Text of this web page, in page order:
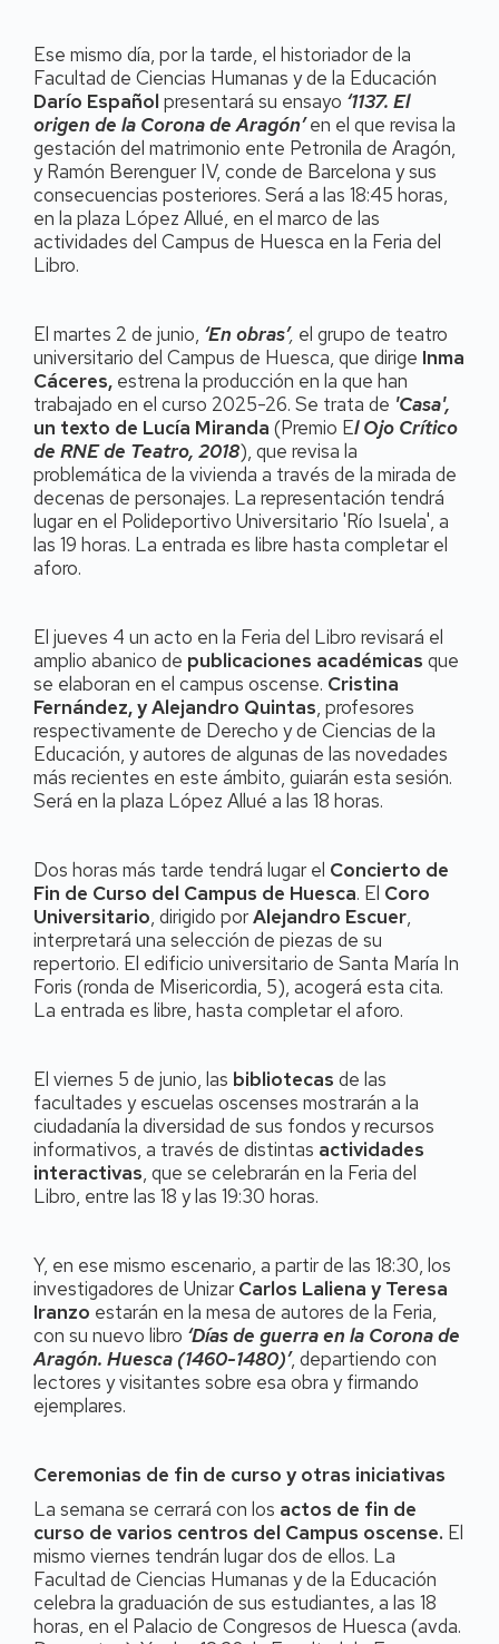
Ese mismo día, por la tarde, el historiador de la
Facultad de Ciencias Humanas y de la Educación
Darío Español presentará su ensayo ‘1137. El
origen de la Corona de Aragón’en el que revisa la
gestación del matrimonio ente Petronila de Aragón,
y Ramón Berenguer IV, conde de Barcelona y sus
consecuencias posteriores. Será a las 18:45 horas,
en la plaza López Allué, en el marco de las
actividades del Campus de Huesca en la Feria del
Libro.
El martes 2 de junio, ‘En obras’, el grupo de teatro
universitario del Campus de Huesca, que dirige Inma
Cáceres, estrena la producción en la que han
trabajado en el curso 2025-26. Se trata de 'Casa',
un texto de Lucía Miranda (Premio El Ojo Crítico
de RNE de Teatro, 2018), que revisa la
problemática de la vivienda a través de la mirada de
decenas de personajes. La representación tendrá
lugar en el Polideportivo Universitario 'Río Isuela', a
las 19 horas. La entrada es libre hasta completar el
aforo.
El jueves 4 un acto en la Feria del Libro revisará el
amplio abanico de publicaciones académicas que
se elaboran en el campus oscense. Cristina
Fernández, y Alejandro Quintas, profesores
respectivamente de Derecho y de Ciencias de la
Educación, y autores de algunas de las novedades
más recientes en este ámbito, guiarán esta sesión.
Será en la plaza López Allué a las 18 horas.
Dos horas más tarde tendrá lugar el Concierto de
Fin de Curso del Campus de Huesca. El Coro
Universitario, dirigido porAlejandro Escuer,
interpretará una selección de piezas de su
repertorio. El edificio universitario de Santa María In
Foris (ronda de Misericordia, 5), acogerá esta cita.
La entrada es libre, hasta completar el aforo.
El viernes 5 de junio, las bibliotecas de las
facultades y escuelas oscenses mostrarán a la
ciudadanía la diversidad de sus fondos y recursos
informativos, a través de distintas actividades
interactivas, que se celebrarán en la Feria del
Libro, entre las 18 y las 19:30 horas.
Y, en ese mismo escenario, a partir de las 18:30, los
investigadores de Unizar Carlos Laliena y Teresa
Iranzo estarán en la mesa de autores de la Feria,
con su nuevo libro ‘Días de guerra en la Corona de
Aragón. Huesca (1460-1480)’, departiendo con
lectores y visitantes sobre esa obra y firmando
ejemplares.
Ceremonias de fin de curso y otras iniciativas
La semana se cerrará con los actos de fin de
curso de varios centros del Campus oscense. El
mismo viernes tendrán lugar dos de ellos. La
Facultad de Ciencias Humanas y de la Educación
celebra la graduación de sus estudiantes, a las 18
horas, en el Palacio de Congresos de Huesca (avda.